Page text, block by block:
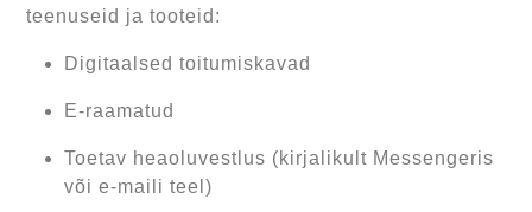
teenuseid ja tooteid:
Digitaalsed toitumiskavad
E-raamatud
Toetav heaoluvestlus (kirjalikult Messengeris
või e-maili teel)